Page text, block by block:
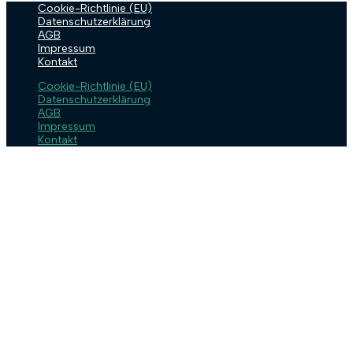
Cookie-Richtlinie (EU)
Datenschutzerklärung
AGB
Impressum
Kontakt
Cookie-Richtlinie (EU)
Datenschutzerklärung
AGB
Impressum
Kontakt